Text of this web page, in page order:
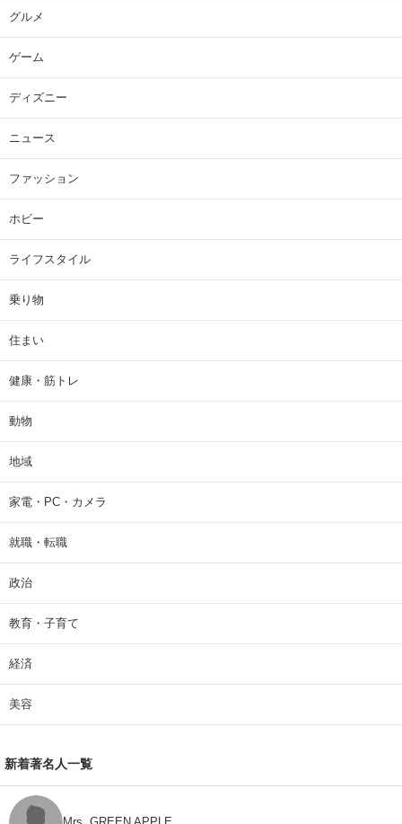
グルメ
ゲーム
ディズニー
ニュース
ファッション
ホビー
ライフスタイル
乗り物
住まい
健康・筋トレ
動物
地域
家電・PC・カメラ
就職・転職
政治
教育・子育て
経済
美容
新着著名人一覧